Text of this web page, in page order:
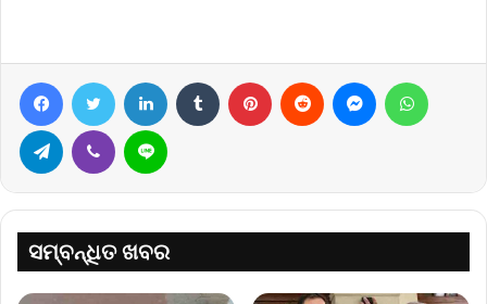
FacebookTwitter LinkedIn Tumblr Pinterest Reddit Messenger
Telegram Viber Line
ସମ୍ବନ୍ଧିତ ଖବର